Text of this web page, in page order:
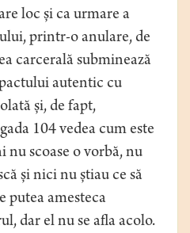
loc și ca urmare a
printr-o anulare, de
carcerală subminează
autentic cu
și, de fapt,
104 vedea cum este
nu scoase o vorbă, nu
și nici nu știau ce să
putea amesteca
dar el nu se afla acolo.